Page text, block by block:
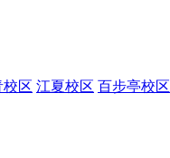
校区 江夏校区 百步亭校区